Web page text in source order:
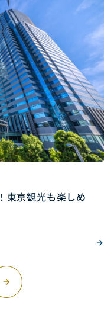
東京観光も楽しめ
arrow_forward